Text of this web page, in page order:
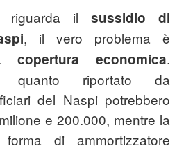
riguarda il sussidio di
, il vero problema è
copertura economica.
quanto riportato da
del Naspi potrebbero
e 200.000, mentre la
di ammortizzatore